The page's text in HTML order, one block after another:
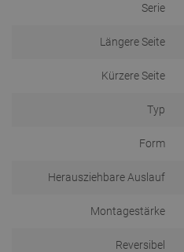
Serie
Längere Seite
Kürzere Seite
Typ
Form
Herausziehbare Auslauf
Montagestärke
Reversibel